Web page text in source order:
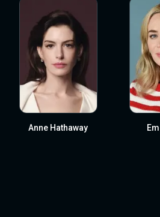
Anne Hathaway